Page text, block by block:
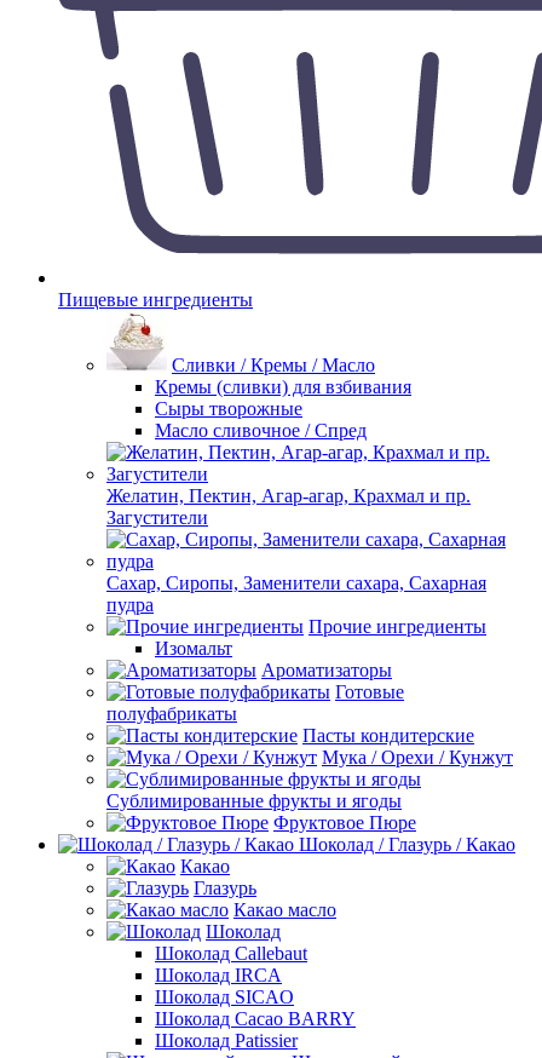
Пищевые ингредиенты
Сливки / Кремы / Масло
Кремы (сливки) для взбивания
Сыры творожные
Масло сливочное / Спред
Желатин, Пектин, Агар-агар, Крахмал и пр.
Загустители
Сахар, Сиропы, Заменители сахара, Сахарная
пудра
Прочие ингредиенты
Изомальт
Ароматизаторы
Готовые
полуфабрикаты
Пасты кондитерские
Мука / Орехи / Кунжут
Сублимированные фрукты и ягоды
Фруктовое Пюре
Шоколад / Глазурь / Какао
Какао
Глазурь
Какао масло
Шоколад
Шоколад Callebaut
Шоколад IRCA
Шоколад SICAO
Шоколад Cacao BARRY
Шоколад Patissier